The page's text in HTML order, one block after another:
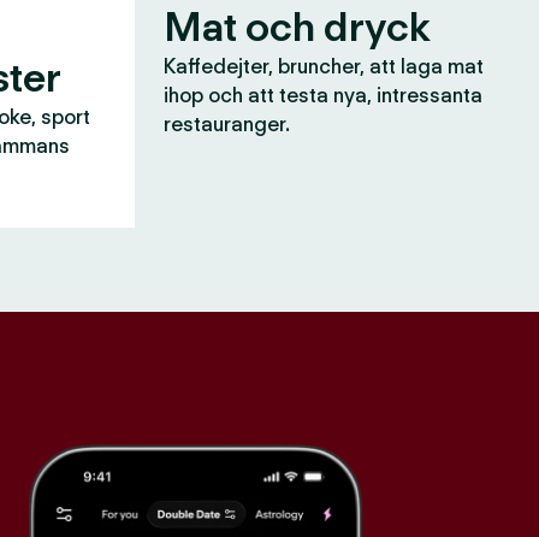
sport
Mat och dryck
Kaffedejter, bruncher, att laga mat
ihop och att testa nya, intressanta
restauranger.